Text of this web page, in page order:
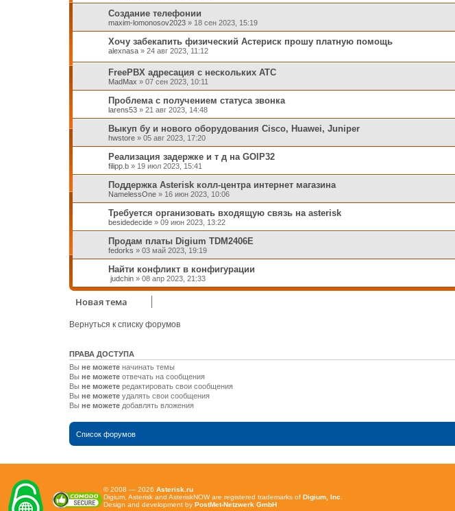
Создание телефонии
maxim-lomonosov2023» 18 сен 2023, 15:19
Хочу забекапить физический Астериск прошу платную помощь
alexnasa» 24 авг 2023, 11:12
FreePBX адресация с нескольких АТС
MadMax » 07 сен 2023, 10:11
Проблема с получением статуса звонка
larens53» 21 авг 2023, 14:48
Выкуп бу и нового оборудования Cisco, Huawei, Juniper
hwstore» 05 авг 2023, 17:20
Реализация задержке и т д на GOIP32
filipp.b» 19 июл 2023, 15:41
Поддержка Asterisk колл-центра интернет магазина
NamelessOne» 16 июн 2023, 10:06
Требуется организовать входящую связь на asterisk
besidedecide» 09 июн 2023, 13:22
Продам платы Digium TDM2406E
fedorks » 03 май 2023, 19:19
Найти конфликт в конфигурации
judchin» 08 апр 2023, 21:33
Новая тема
Вернуться к списку форумов
ПРАВА ДОСТУПА
Вы не можетеначинать темы
Вы не можетеотвечать на сообщения
Вы не можетередактировать свои сообщения
Вы не можетеудалять свои сообщения
Вы не можетедобавлять вложения
Список форумов
© 2008 — 2026 Asterisk.ru
Digium, Asterisk and AsteriskNOW are registered trademarks of Digium, Inc
Design and development by PostMet-Netzwerk GmbH